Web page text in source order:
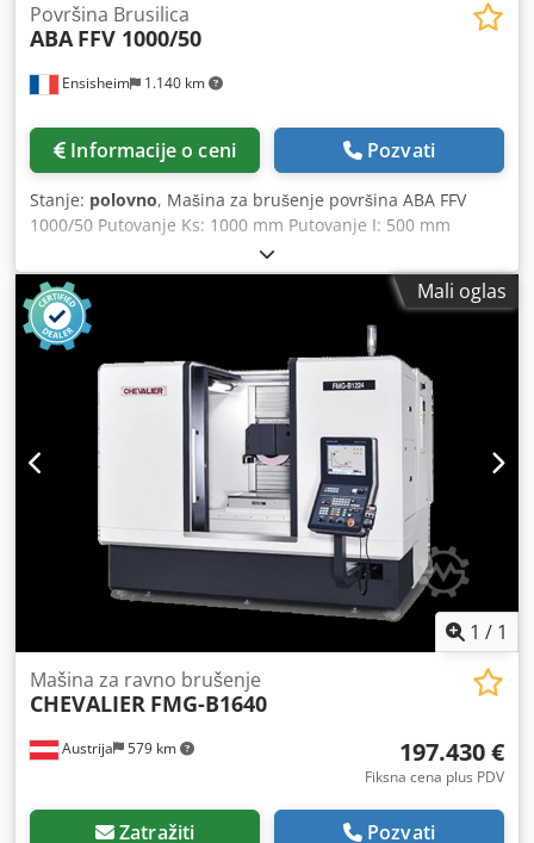
Ensisheim 1.140 km
Površina Brusilica
ABA FFV 1000/50
Informacije o ceni Pozvati
Stanje: polovno, Mašina za brušenje površina ABA FFV
1000/50 Putovanje Ks: 1000 mm Putovanje I: 500 mm
Putovanje Z: 400 mm Dcjdpfxozmwlno Afhek Dimenzije
magnetne glave: 1000 k 400 mm Auto stepover Ks / I / Z
Odvojena električna ploča Odvojeni rezervoar za mazivo
Odvojena hidraulička grupa Napon: 380 V Dužina: 4000
mm Dubina: 1700 mm Ukupna visina: 2300 mm Težina: oko
Mali oglas
1 / 1
Austrija 579 km
Mašina za ravno brušenje
CHEVALIER FMG-B1640
197.430 €
Fiksna cena plus PDV
Zatražiti Pozvati